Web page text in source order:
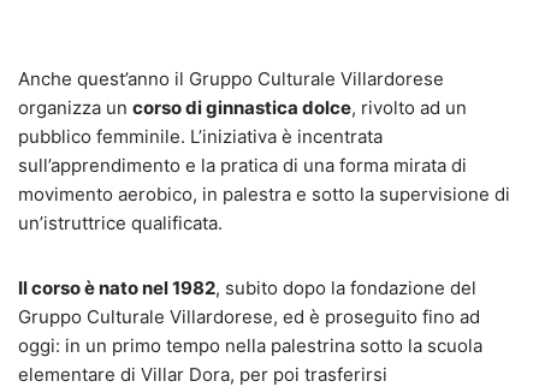
Anche quest’anno il Gruppo Culturale Villardorese
organizza un corso di ginnastica dolce, rivolto ad un
pubblico femminile. L’iniziativa è incentrata
sull’apprendimento e la pratica di una forma mirata di
movimento aerobico, in palestra e sotto la supervisione di
un’istruttrice qualificata.
Il corso è nato nel 1982, subito dopo la fondazione del
Gruppo Culturale Villardorese, ed è proseguito fino ad
oggi: in un primo tempo nella palestrina sotto la scuola
elementare di Villar Dora, per poi trasferirsi